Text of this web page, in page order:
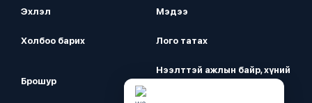
Эхлэл Мэдээ
Холбоо барих Лого татах
Брошур
Нээлттэй ажлын байр, хүний
нөөц